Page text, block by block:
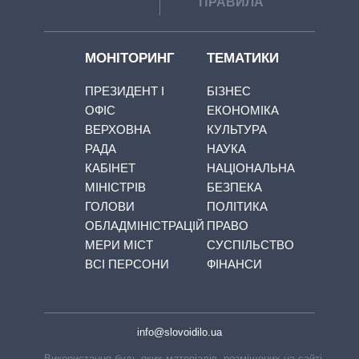
МОНІТОРИНГ
ПРЕЗИДЕНТ І
ОФІС
ВЕРХОВНА
РАДА
КАБІНЕТ
МІНІСТРІВ
ГОЛОВИ
ОБЛАДМІНІСТРАЦІЙ
МЕРИ МІСТ
ВСІ ПЕРСОНИ
ТЕМАТИКИ
БІЗНЕС
ЕКОНОМІКА
КУЛЬТУРА
НАУКА
НАЦІОНАЛЬНА
БЕЗПЕКА
ПОЛІТИКА
ПРАВО
СУСПІЛЬСТВО
ФІНАНСИ
info@slovoidilo.ua